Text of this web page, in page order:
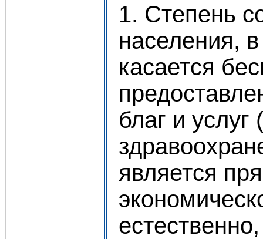
1. Степень
населения,
касается
благ и услуг
является